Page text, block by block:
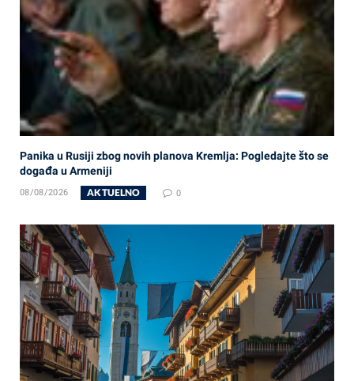
Panika u Rusiji zbog novih planova Kremlja: Pogledajte što se
događa u Armeniji
08/08/2026 AKTUELNO 0